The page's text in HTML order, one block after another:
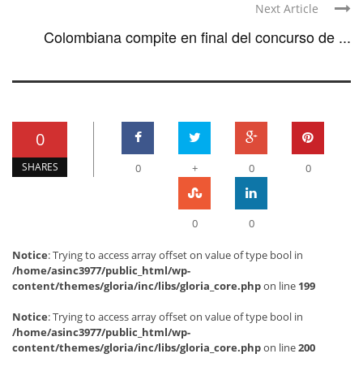
Next Article
Colombiana compite en final del concurso de ...
0
SHARES 0 + 0 0
0 0
Notice: Trying to access array offset on value of type bool in
/home/asinc3977/public_html/wp-
content/themes/gloria/inc/libs/gloria_core.phpon line 199
Notice: Trying to access array offset on value of type bool in
/home/asinc3977/public_html/wp-
content/themes/gloria/inc/libs/gloria_core.phpon line200